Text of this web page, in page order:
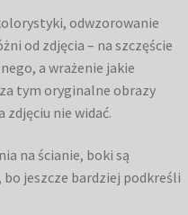
odwzorowanie
od zdjęcia – na szczęście
a wrażenie jakie
tym oryginalne obrazy
nie widać.
na ścianie, boki są
jeszcze bardziej podkreśli